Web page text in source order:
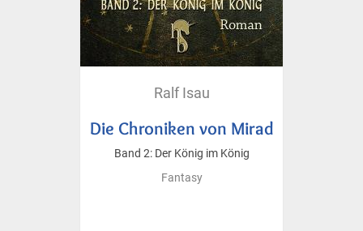
Ralf Isau
Die Chroniken von Mirad
Band 2: Der König im König
Fantasy